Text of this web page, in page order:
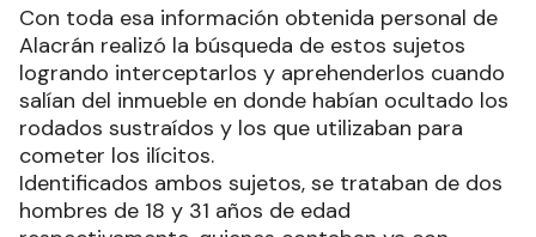
Con toda esa información obtenida personal de
Alacrán realizó la búsqueda de estos sujetos
logrando interceptarlos y aprehenderlos cuando
salían del inmueble en donde habían ocultado los
rodados sustraídos y los que utilizaban para
cometer los ilícitos.
Identificados ambos sujetos, se trataban de dos
hombres de 18 y 31 años de edad